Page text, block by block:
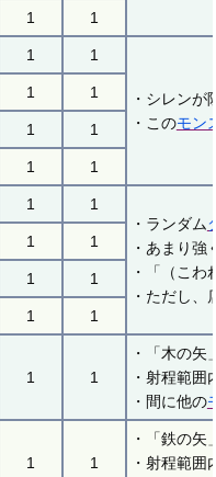
1 1
1 1
・シレン
・このモン
1 1
1 1
1 1
1
1
・ランダム
・あまり
・「（こ
・ただし
1 1
1 1
1 1
1 1
・「木の矢
・射程範
・間に他の
1 1
・「鉄の矢
・射程範